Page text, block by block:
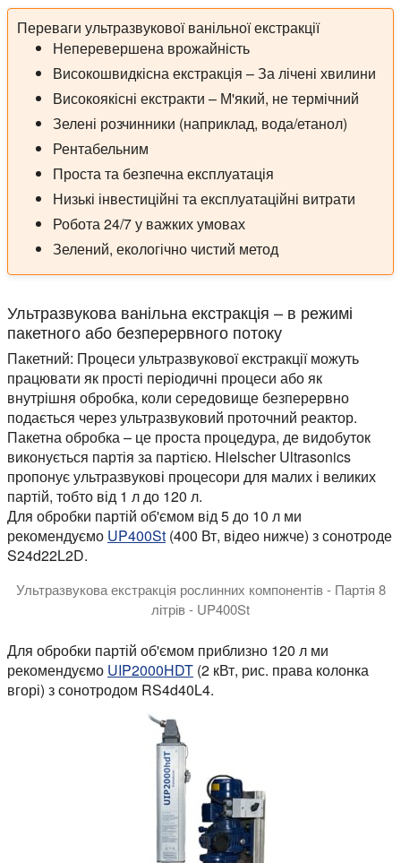
Переваги ультразвукової ванільної екстракції
Неперевершена врожайність
Високошвидкісна екстракція – За лічені хвилини
Високоякісні екстракти – М'який, не термічний
Зелені розчинники (наприклад, вода/етанол)
Рентабельним
Проста та безпечна експлуатація
Низькі інвестиційні та експлуатаційні витрати
Робота 24/7 у важких умовах
Зелений, екологічно чистий метод
Ультразвукова ванільна екстракція – в режимі
пакетного або безперервного потоку
Пакетний: Процеси ультразвукової екстракції можуть
працювати як прості періодичні процеси або як
внутрішня обробка, коли середовище безперервно
подається через ультразвуковий проточний реактор.
Пакетна обробка – це проста процедура, де видобуток
виконується партія за партією. Hielscher Ultrasonics
пропонує ультразвукові процесори для малих і великих
партій, тобто від 1 л до 120 л.
Для обробки партій об'ємом від 5 до 10 л ми
рекомендуємо UP400St (400 Вт, відео нижче) з сонотроде
S24d22L2D.
Ультразвукова екстракція рослинних компонентів - Партія 8
літрів - UP400St
Для обробки партій об'ємом приблизно 120 л ми
рекомендуємо UIP2000HDT (2 кВт, рис. права колонка
вгорі) з сонотродом RS4d40L4.